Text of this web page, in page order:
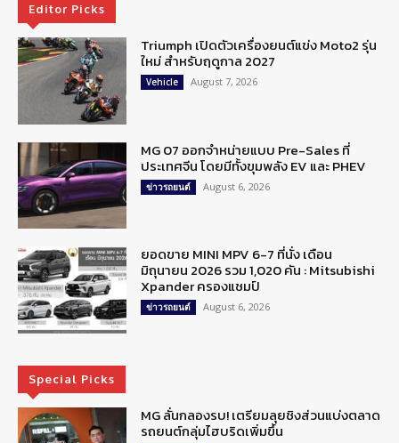
Editor Picks
Triumph เปิดตัวเครื่องยนต์แข่ง Moto2 รุ่น
ใหม่ สำหรับฤดูกาล 2027
Vehicle August 7, 2026
MG 07 ออกจำหน่ายแบบ Pre-Sales ที่
ประเทศจีน โดยมีทั้งขุมพลัง EV และ PHEV
ข่าวรถยนต์ August 6, 2026
ยอดขาย MINI MPV 6-7 ที่นั่ง เดือน
มิถุนายน 2026 รวม 1,020 คัน : Mitsubishi
Xpander ครองแชมป์
ข่าวรถยนต์ August 6, 2026
Special Picks
MG ลั่นกลองรบ! เตรียมลุยชิงส่วนแบ่งตลาด
รถยนต์กลุ่มไฮบริดเพิ่มขึ้น